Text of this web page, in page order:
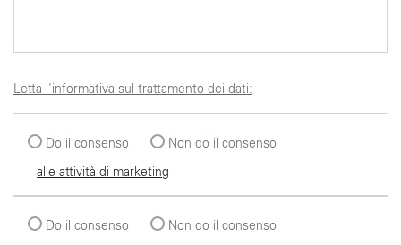
Letta l'informativa sul trattamento dei dati:
Do il consenso
Non do il consenso
alle attività di marketing
Do il consenso
Non do il consenso